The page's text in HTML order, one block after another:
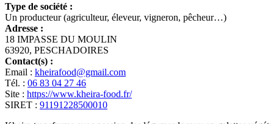
Type de société :
Un producteur (agriculteur, éleveur, vigneron, pêcheur…)
Adresse :
18 IMPASSE DU MOULIN
63920, PESCHADOIRES
Contact(s) :
Email : kheirafood@gmail.com
Tél. : 06 83 04 27 46
Site : https://www.kheira-food.fr/
SIRET : 91191228500010